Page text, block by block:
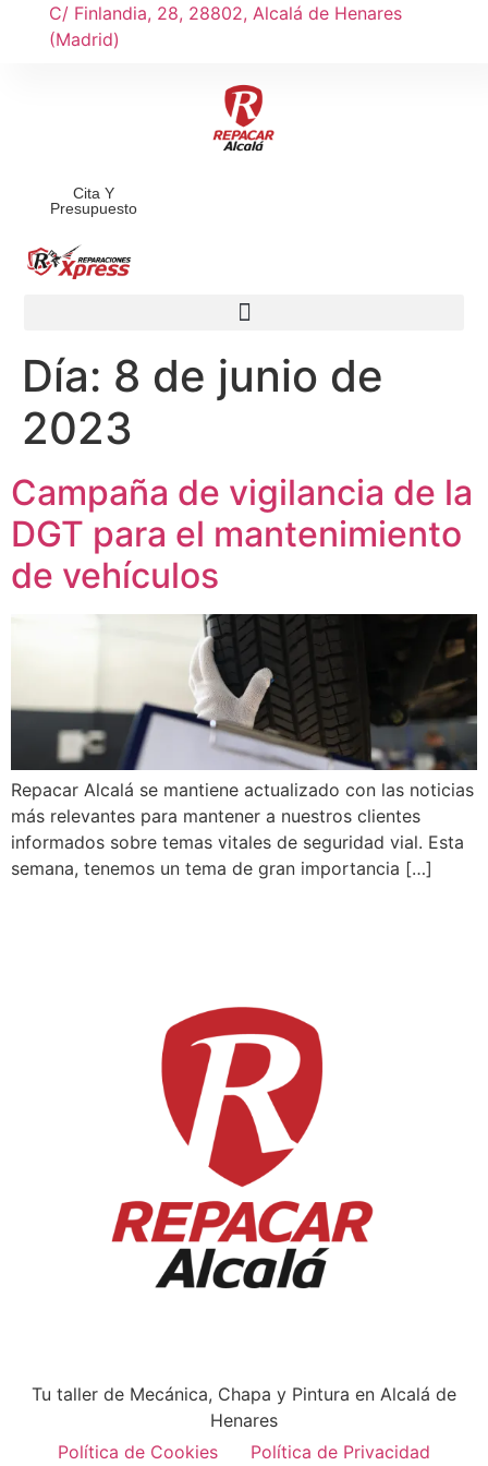
C/ Finlandia, 28, 28802, Alcalá de Henares
(Madrid)
Cita Y
Presupuesto
Día: 8 de junio de
2023
Campaña de vigilancia de la
DGT para el mantenimiento
de vehículos
Repacar Alcalá se mantiene actualizado con las noticias
más relevantes para mantener a nuestros clientes
informados sobre temas vitales de seguridad vial. Esta
semana, tenemos un tema de gran importancia […]
Tu taller de Mecánica, Chapa y Pintura en Alcalá de
Henares
Política de Cookies
Política de Privacidad